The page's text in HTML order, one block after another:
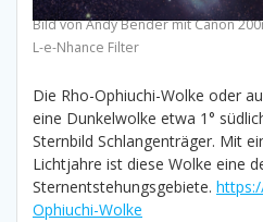
Bild von Andy Bender mit Canon
L-e-Nhance Filter
Die Rho-Ophiuchi-Wolke oder
eine Dunkelwolke etwa 1°
Sternbild Schlangenträger. Mit
Lichtjahre ist diese Wolke eine
Sternentstehungsgebiete.
Ophiuchi-Wolke